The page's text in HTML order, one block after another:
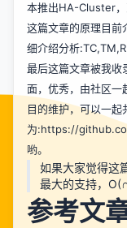
本推出HA-Cluster，
这篇文章的原理目前
细介绍分析
最后这篇文章被我
面，优秀，由社区一
目的维护，可以一
为:https://
哟。
如果大家觉得这
最大的支持，
参考文